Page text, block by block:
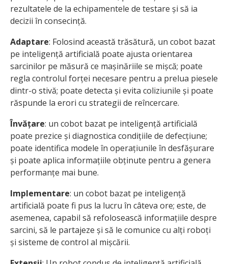
rezultatele de la echipamentele de testare și să ia
decizii în consecință.
Adaptare: Folosind această trăsătură, un cobot bazat
pe inteligență artificială poate ajusta orientarea
sarcinilor pe măsură ce mașinăriile se mișcă; poate
regla controlul forței necesare pentru a prelua piesele
dintr-o stivă; poate detecta și evita coliziunile și poate
răspunde la erori cu strategii de reîncercare.
Învățare: un cobot bazat pe inteligență artificială
poate prezice și diagnostica condițiile de defecțiune;
poate identifica modele în operațiunile în desfășurare
și poate aplica informațiile obținute pentru a genera
performanțe mai bune.
Implementare: un cobot bazat pe inteligență
artificială poate fi pus la lucru în câteva ore; este, de
asemenea, capabil să refolosească informațiile despre
sarcini, să le partajeze și să le comunice cu alți roboți
și sisteme de control al mișcării.